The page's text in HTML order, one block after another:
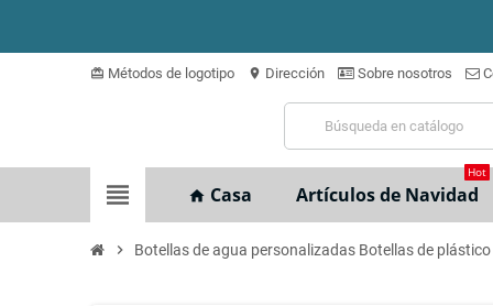
card_giftcard Métodos de logotipo location_on Dirección Sobre nosotros
view_headline home Casa Artículos de Navidad
Hot
chevron_right Botellas de agua personalizadas Botellas de plástico